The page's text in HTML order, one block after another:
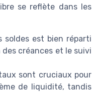
se reflète dans les
est bien réparti
créances et le suivi
sont cruciaux pour
de liquidité, tandis